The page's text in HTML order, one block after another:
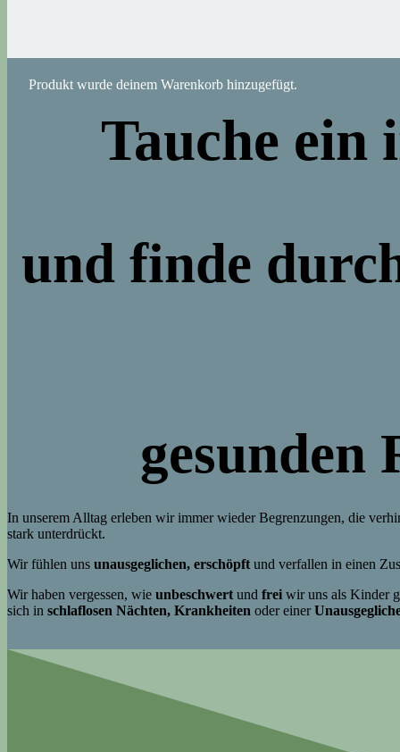
Produkt wurde deinem Warenkorb hinzugefügt.
Tauche ein
und finde
gesunden
In unserem Alltag erleben wir immer wieder Begrenzungen, die
stark unterdrückt.
Wir fühlen uns unausgeglichen, erschöpft und verfallen in einen
Wir haben vergessen, wie unbeschwert und frei wir uns als Kinder
sich in schlaflosen Nächten, Krankheiten oder einer